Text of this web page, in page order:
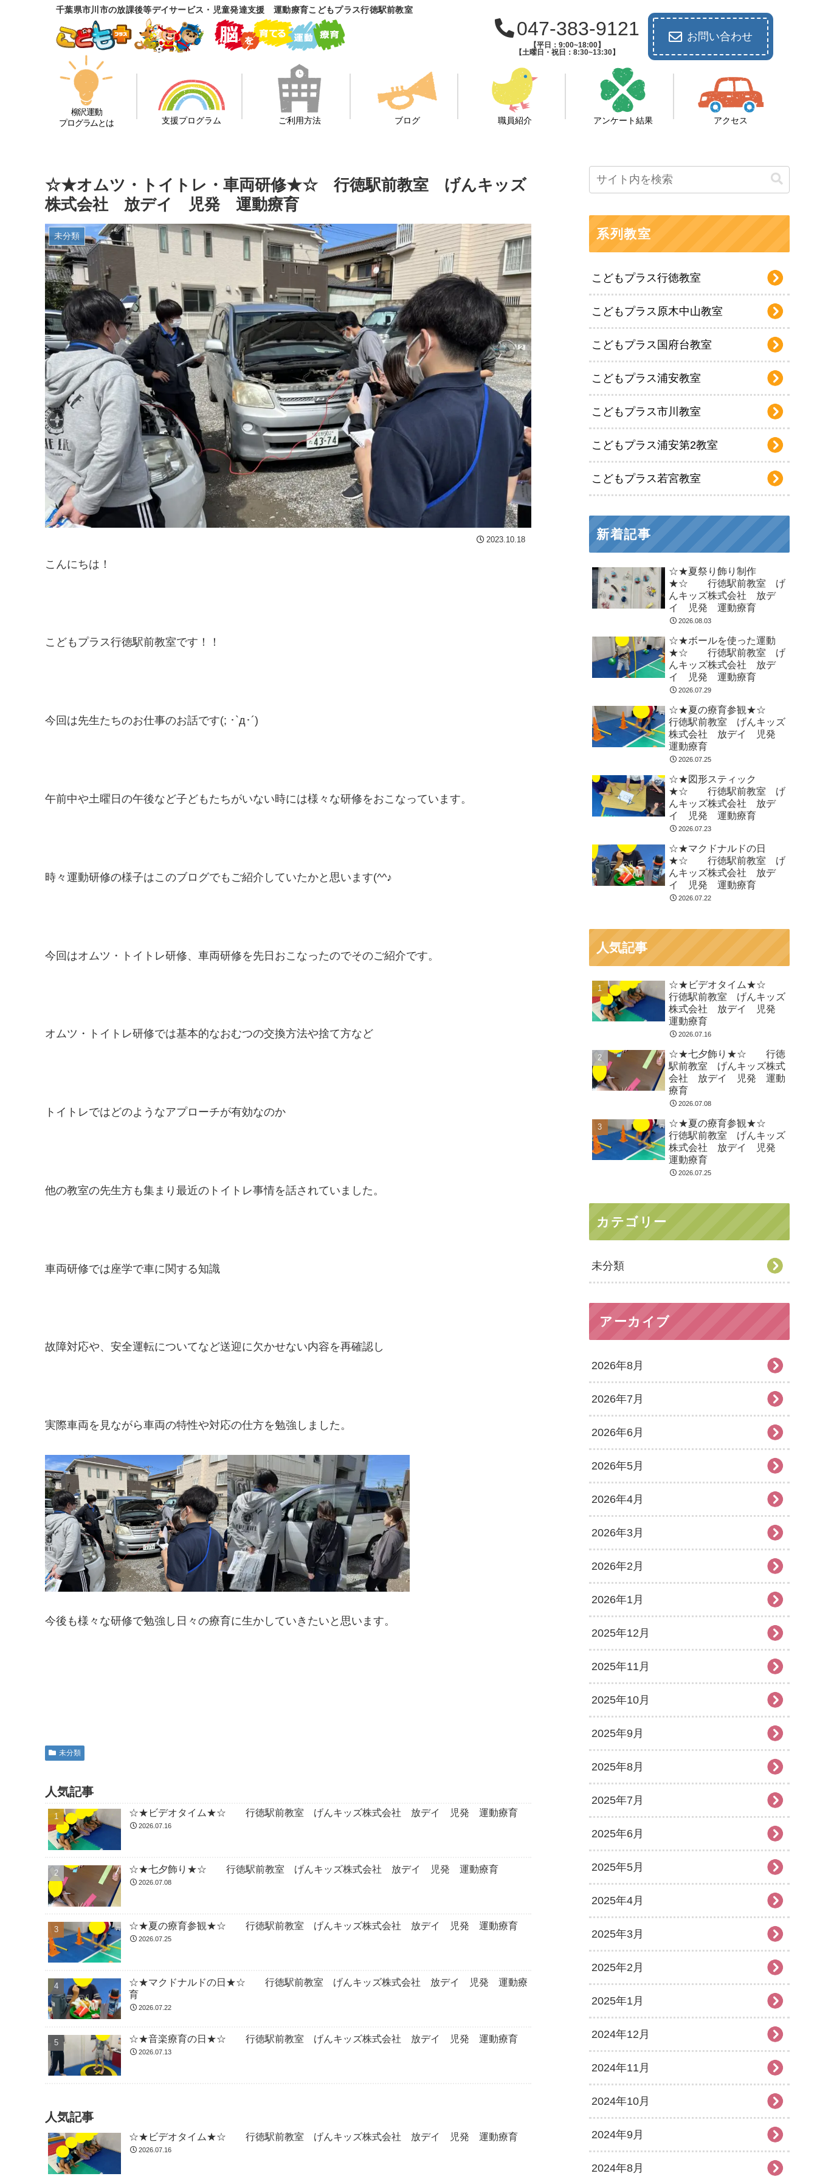
千葉県市川市の放課後等デイサービス・児童発達支援 運動療育こどもプラス行徳駅前教室
047-383-9121
【平日：9:00~18:00】
【土曜日・祝日：8:30~13:30】
お問い合わせ
柳沢運動
プログラムとは
支援プログラム ご利用方法 ブログ 職員紹介 アンケート結果 アクセス
☆★オムツ・トイトレ・車両研修★☆ 行徳駅前教室 げんキッズ
株式会社 放デイ 児発 運動療育
未分類
2023.10.18
こんにちは！
こどもプラス行徳駅前教室です！！
今回は先生たちのお仕事のお話です(; ･`д･´)
午前中や土曜日の午後など子どもたちがいない時には様々な研修をおこなっています。
時々運動研修の様子はこのブログでもご紹介していたかと思います(^^♪
今回はオムツ・トイトレ研修、車両研修を先日おこなったのでそのご紹介です。
オムツ・トイトレ研修では基本的なおむつの交換方法や捨て方など
トイトレではどのようなアプローチが有効なのか
他の教室の先生方も集まり最近のトイトレ事情を話されていました。
車両研修では座学で車に関する知識
故障対応や、安全運転についてなど送迎に欠かせない内容を再確認し
実際車両を見ながら車両の特性や対応の仕方を勉強しました。
今後も様々な研修で勉強し日々の療育に生かしていきたいと思います。
未分類
人気記事
☆★ビデオタイム★☆ 行徳駅前教室 げんキッズ株式会社 放デイ 児発 運動療育
2026.07.16
☆★七夕飾り★☆ 行徳駅前教室 げんキッズ株式会社 放デイ 児発 運動療育
2026.07.08
☆★夏の療育参観★☆ 行徳駅前教室 げんキッズ株式会社 放デイ 児発 運動療育
2026.07.25
☆★マクドナルドの日★☆ 行徳駅前教室 げんキッズ株式会社 放デイ 児発 運動療
育
2026.07.22
☆★音楽療育の日★☆ 行徳駅前教室 げんキッズ株式会社 放デイ 児発 運動療育
2026.07.13
人気記事
☆★ビデオタイム★☆ 行徳駅前教室 げんキッズ株式会社 放デイ 児発 運動療育
2026.07.16
系列教室
こどもプラス行徳教室
こどもプラス原木中山教室
こどもプラス国府台教室
こどもプラス浦安教室
こどもプラス市川教室
こどもプラス浦安第2教室
こどもプラス若宮教室
新着記事
☆★夏祭り飾り制作
★☆ 行徳駅前教室 げ
んキッズ株式会社 放デ
イ 児発 運動療育
2026.08.03
☆★ボールを使った運動
★☆ 行徳駅前教室 げ
んキッズ株式会社 放デ
イ 児発 運動療育
2026.07.29
☆★夏の療育参観★☆
行徳駅前教室 げんキッズ
株式会社 放デイ 児発
運動療育
2026.07.25
☆★図形スティック
★☆ 行徳駅前教室 げ
んキッズ株式会社 放デ
イ 児発 運動療育
2026.07.23
☆★マクドナルドの日
★☆ 行徳駅前教室 げ
んキッズ株式会社 放デ
イ 児発 運動療育
2026.07.22
人気記事
☆★ビデオタイム★☆
行徳駅前教室 げんキッズ
株式会社 放デイ 児発
運動療育
2026.07.16
☆★七夕飾り★☆ 行徳
駅前教室 げんキッズ株式
会社 放デイ 児発 運動
療育
2026.07.08
☆★夏の療育参観★☆
行徳駅前教室 げんキッズ
株式会社 放デイ 児発
運動療育
2026.07.25
カテゴリー
未分類
アーカイブ
2026年8月
2026年7月
2026年6月
2026年5月
2026年4月
2026年3月
2026年2月
2026年1月
2025年12月
2025年11月
2025年10月
2025年9月
2025年8月
2025年7月
2025年6月
2025年5月
2025年4月
2025年3月
2025年2月
2025年1月
2024年12月
2024年11月
2024年10月
2024年9月
2024年8月